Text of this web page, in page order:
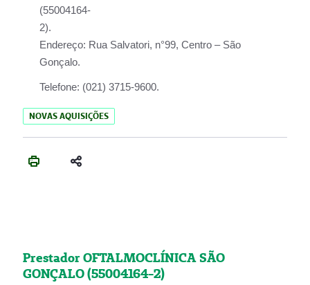
(55004164-
2).
Endereço: Rua Salvatori, n°99, Centro – São
Gonçalo.
Telefone: (021) 3715-9600.
NOVAS AQUISIÇÕES
Prestador OFTALMOCLÍNICA SÃO
GONÇALO (55004164-2)